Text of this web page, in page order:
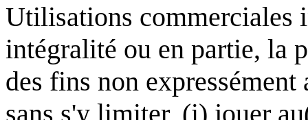
Utilisations commerciales
intégralité ou en partie, la
des fins non
sans s'y limiter, (i) jouer